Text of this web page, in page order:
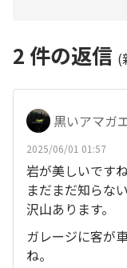
2 件の返信 (
黒いアマガ
2025/06/01 01:57
岩が美しいですね
まだまだ知らな
沢山あります。
ガレージに客が
ね。